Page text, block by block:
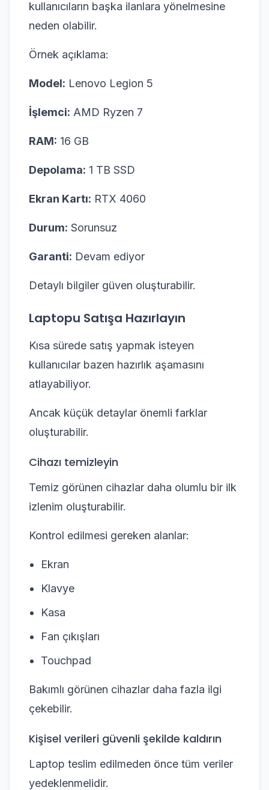
kullanıcıların başka ilanlara yönelmesine
neden olabilir.
Örnek açıklama:
Model: Lenovo Legion 5
İşlemci: AMD Ryzen 7
RAM: 16 GB
Depolama: 1 TB SSD
Ekran Kartı: RTX 4060
Durum: Sorunsuz
Garanti: Devam ediyor
Detaylı bilgiler güven oluşturabilir.
Laptopu Satışa Hazırlayın
Kısa sürede satış yapmak isteyen
kullanıcılar bazen hazırlık aşamasını
atlayabiliyor.
Ancak küçük detaylar önemli farklar
oluşturabilir.
Cihazı temizleyin
Temiz görünen cihazlar daha olumlu bir ilk
izlenim oluşturabilir.
Kontrol edilmesi gereken alanlar:
Ekran
Klavye
Kasa
Fan çıkışları
Touchpad
Bakımlı görünen cihazlar daha fazla ilgi
çekebilir.
Kişisel verileri güvenli şekilde kaldırın
Laptop teslim edilmeden önce tüm veriler
yedeklenmelidir.